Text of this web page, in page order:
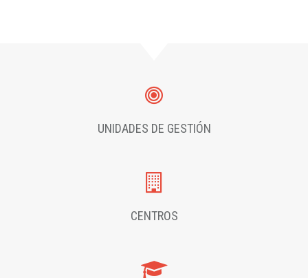
UNIDADES DE GESTIÓN
CENTROS